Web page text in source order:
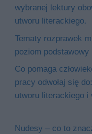
wybranej lektury
utworu literackiego.
Tematy rozprawek
poziom podstawowy
Co pomaga
pracy odwołaj się
utworu literackiego i
Nudesy – co to